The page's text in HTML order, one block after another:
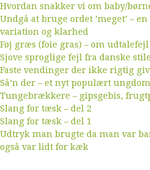
Hvordan snakker vi om baby/
Undgå at bruge ordet ’meget’ –
variation og klarhed
Føj græs (foie gras) – om udtalefejl
Sjove sproglige fejl fra danske stile
Faste vendinger der ikke rigtig
Så’n der – et nyt populært
Tungebrækkere – gipsgebis,
Slang for tæsk – del 2
Slang for tæsk – del 1
Udtryk man brugte da man var
også var lidt for kæk